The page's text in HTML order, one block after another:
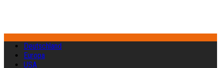
Deutschland
Europa
USA